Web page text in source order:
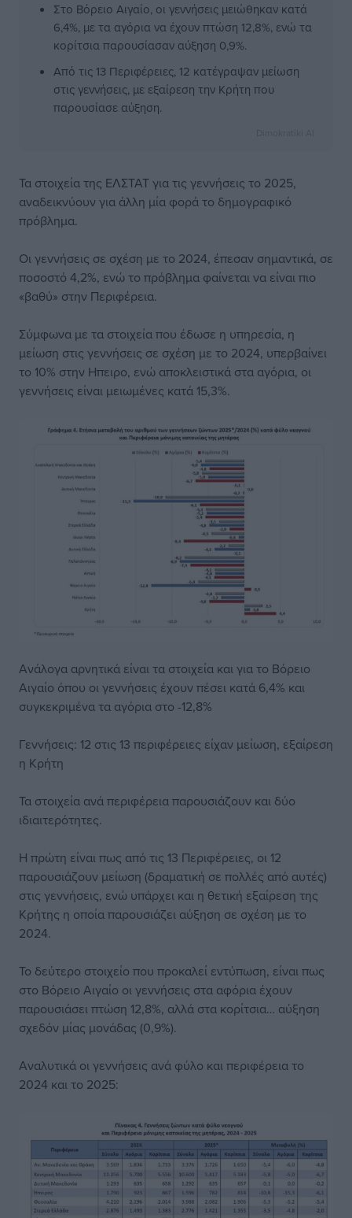
Στο Βόρειο Αιγαίο, οι γεννήσεις μειώθηκαν κατά
6,4%, με τα αγόρια να έχουν πτώση 12,8%, ενώ τα
κορίτσια παρουσίασαν αύξηση 0,9%.
Από τις 13 Περιφέρειες, 12 κατέγραψαν μείωση
στις γεννήσεις, με εξαίρεση την Κρήτη που
παρουσίασε αύξηση.
Τα στοιχεία της ΕΛΣΤΑΤ για τις γεννήσεις το 2025,
αναδεικνύουν για άλλη μία φορά το δημογραφικό
πρόβλημα.
Οι γεννήσεις σε σχέση με το 2024, έπεσαν σημαντικά, σε
ποσοστό 4,2%, ενώ το πρόβλημα φαίνεται να είναι πιο
«βαθύ» στην Περιφέρεια.
Σύμφωνα με τα στοιχεία που έδωσε η υπηρεσία, η
μείωση στις γεννήσεις σε σχέση με το 2024, υπερβαίνει
το 10% στην Ηπειρο, ενώ αποκλειστικά στα αγόρια, οι
γεννήσεις είναι μειωμένες κατά 15,3%.
Ανάλογα αρνητικά είναι τα στοιχεία και για το Βόρειο
Αιγαίο όπου οι γεννήσεις έχουν πέσει κατά 6,4% και
συγκεκριμένα τα αγόρια στο -12,8%
Γεννήσεις: 12 στις 13 περιφέρειες είχαν μείωση, εξαίρεση
η Κρήτη
Τα στοιχεία ανά περιφέρεια παρουσιάζουν και δύο
ιδιαιτερότητες.
Η πρώτη είναι πως από τις 13 Περιφέρειες, οι 12
παρουσιάζουν μείωση (δραματική σε πολλές από αυτές)
στις γεννήσεις, ενώ υπάρχει και η θετική εξαίρεση της
Κρήτης η οποία παρουσιάζει αύξηση σε σχέση με το
2024.
Το δεύτερο στοιχείο που προκαλεί εντύπωση, είναι πως
στο Βόρειο Αιγαίο οι γεννήσεις στα αφόρια έχουν
παρουσιάσει πτώση 12,8%, αλλά στα κορίτσια… αύξηση
σχεδόν μίας μονάδας (0,9%).
Αναλυτικά οι γεννήσεις ανά φύλο και περιφέρεια το
2024 και το 2025: